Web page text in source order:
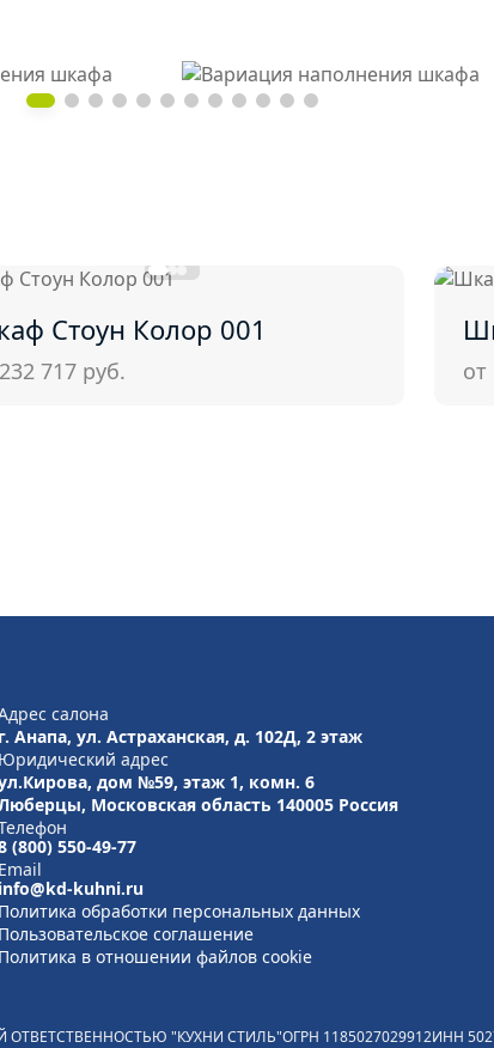
Стоун Колор 001
717 руб. от
салона
г. Анапа, ул. Астраханская, д. 102Д, 2 этаж
Юридический адрес
дом №59, этаж 1, комн. 6
Московская область 140005 Россия
(800) 550-49-77
Email
info@kd-kuhni.ru
Политика обработки персональных данных
Пользовательское соглашение
Политика в отношении файлов cookie
ОТВЕТСТВЕННОСТЬЮ "КУХНИ СТИЛЬ"ОГРН 1185027029912ИНН